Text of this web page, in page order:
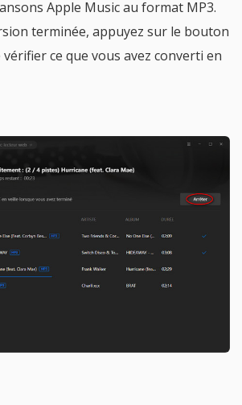
Apple Music au format MP3.
terminée, appuyez sur le bouton
vérifier ce que vous avez converti en